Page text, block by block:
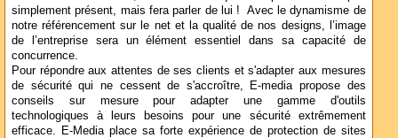
simplement présent, mais fera parler de lui ! Avec le dynamisme de
notre référencement sur le net et la qualité de nos designs, l’image
de l’entreprise sera un élément essentiel dans sa capacité de
concurrence.
Pour répondre aux attentes de ses clients et s'adapter aux mesures
de sécurité qui ne cessent de s'accroître, E-media propose des
conseils sur mesure pour adapter une gamme d'outils
technologiques à leurs besoins pour une sécurité extrêmement
efficace. E-Media place sa forte expérience de protection de sites